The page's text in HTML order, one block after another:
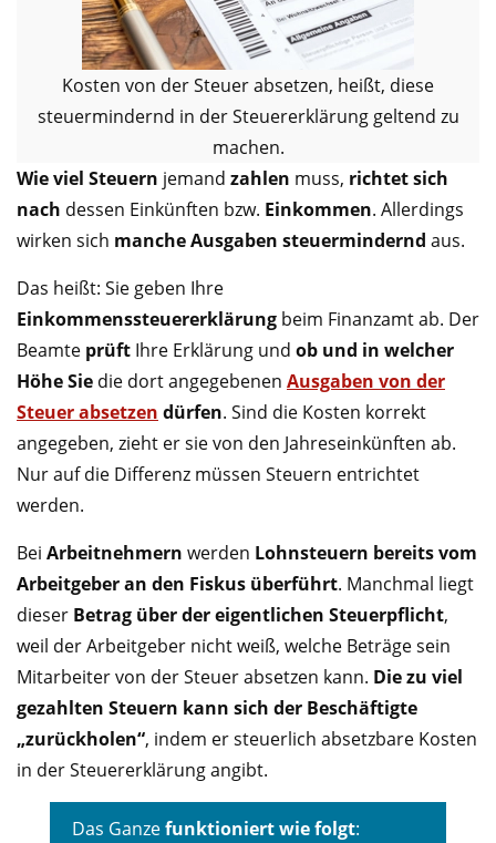
Kosten von der Steuer absetzen, heißt, diese
steuermindernd in der Steuererklärung geltend zu
machen.
Wie viel Steuern jemand zahlen muss, richtet sich
nach dessen Einkünften bzw. Einkommen. Allerdings
wirken sich manche Ausgaben steuermindernd aus.
Das heißt: Sie geben Ihre
Einkommenssteuererklärung beim Finanzamt ab. Der
Beamte prüft Ihre Erklärung und ob und in welcher
Höhe Sie die dort angegebenen Ausgaben von der
Steuer absetzen dürfen. Sind die Kosten korrekt
angegeben, zieht er sie von den Jahreseinkünften ab.
Nur auf die Differenz müssen Steuern entrichtet
werden.
Bei Arbeitnehmern werden Lohnsteuern bereits vom
Arbeitgeber an den Fiskus überführt. Manchmal liegt
dieser Betrag über der eigentlichen Steuerpflicht,
weil der Arbeitgeber nicht weiß, welche Beträge sein
Mitarbeiter von der Steuer absetzen kann. Die zu viel
gezahlten Steuern kann sich der Beschäftigte
„zurückholen“, indem er steuerlich absetzbare Kosten
in der Steuererklärung angibt.
Das Ganzefunktioniert wie folgt: